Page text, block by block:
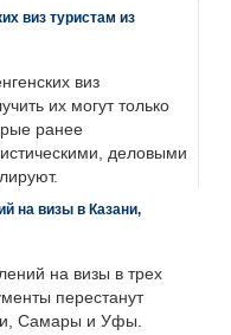
виз туристам из
виз
их могут только
ранее
деловыми
на визы в Казани,
на визы в трех
перестанут
Самары и Уфы.